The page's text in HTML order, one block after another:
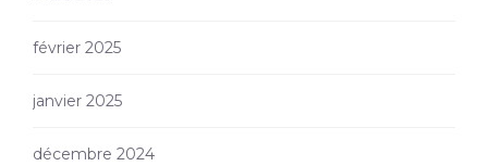
février 2025
janvier 2025
décembre 2024